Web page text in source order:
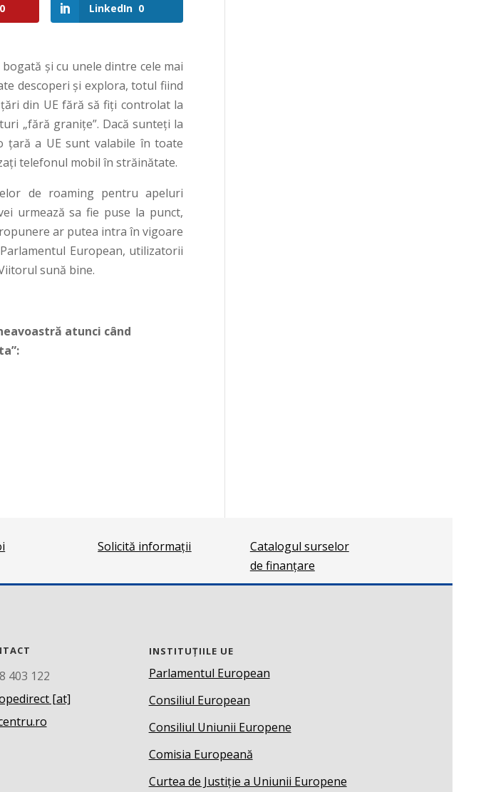
0 LinkedIn 0
şi cu unele dintre cele mai
descoperi şi explora, totul fiind
din UE fără să fiţi controlat la
„fără graniţe”. Dacă sunteţi la
ţară a UE sunt valabile în toate
telefonul mobil în străinătate.
de roaming pentru apeluri
urmează sa fie puse la punct,
ar putea intra în vigoare
European, utilizatorii
sună bine.
atunci când
Solicită informații
Catalogul surselor
de finanțare
403 122
[at]
INSTITUȚIILE UE
Parlamentul European
Consiliul European
Consiliul Uniunii Europene
Comisia Europeană
Curtea de Justiție a Uniunii Europene